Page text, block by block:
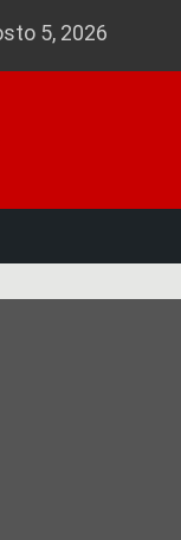
5, 2026